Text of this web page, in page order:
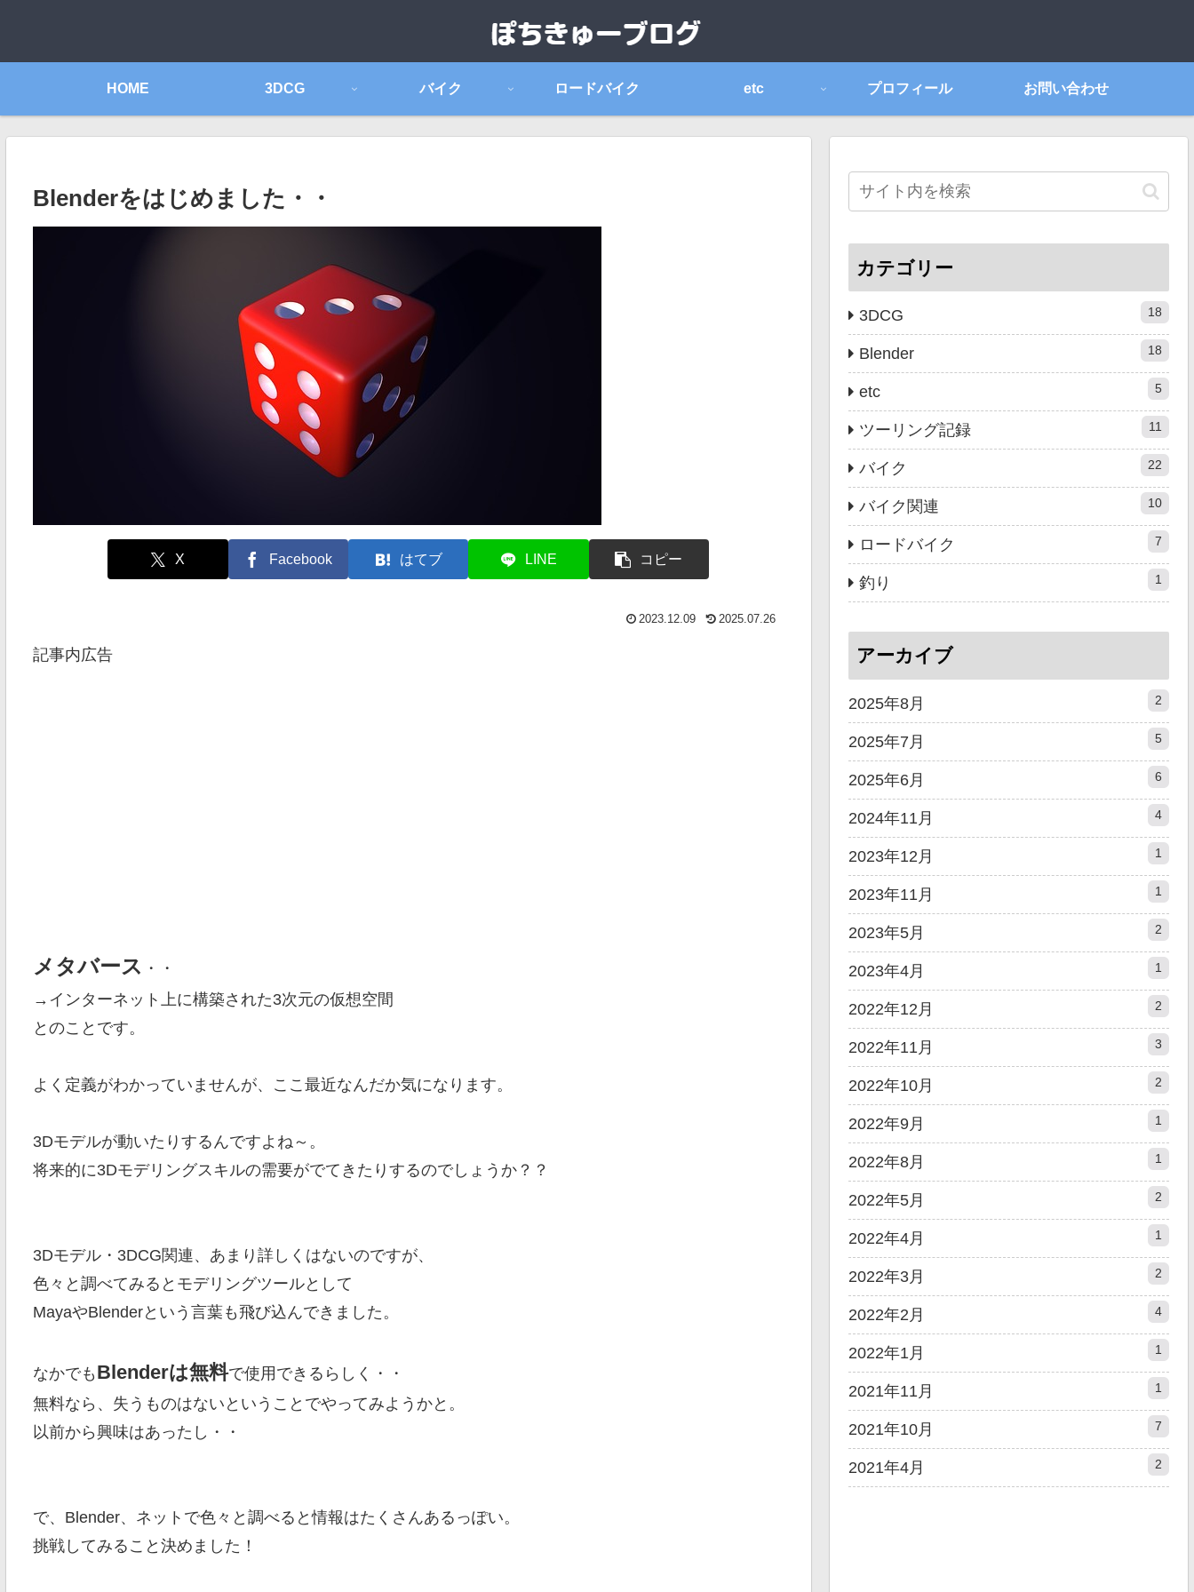
HOME 3DCG バイク ロードバイク etc プロフィール お問い合わせ
Blenderをはじめました・・
X Facebook はてブ LINE コピー
2023.12.09 2025.07.26
記事内広告
メタバース ・・
→インターネット上に構築された3次元の仮想空間
とのことです。
よく定義がわかっていませんが、ここ最近なんだか気になります。
3Dモデルが動いたりするんですよね～。
将来的に3Dモデリングスキルの需要がでてきたりするのでしょうか？？
3Dモデル・3DCG関連、あまり詳しくはないのですが、
色々と調べてみるとモデリングツールとして
MayaやBlenderという言葉も飛び込んできました。
なかでも Blenderは無料で使用できるらしく・・
無料なら、失うものはないということでやってみようかと。
以前から興味はあったし・・
で、Blender、ネットで色々と調べると情報はたくさんあるっぽい。
挑戦してみること決めました！
カテゴリー
3DCG 18
Blender 18
etc 5
ツーリング記録 11
バイク 22
バイク関連 10
ロードバイク 7
釣り 1
アーカイブ
2025年8月 2
2025年7月 5
2025年6月 6
2024年11月 4
2023年12月 1
2023年11月 1
2023年5月 2
2023年4月 1
2022年12月 2
2022年11月 3
2022年10月 2
2022年9月 1
2022年8月 1
2022年5月 2
2022年4月 1
2022年3月 2
2022年2月 4
2022年1月 1
2021年11月 1
2021年10月 7
2021年4月 2